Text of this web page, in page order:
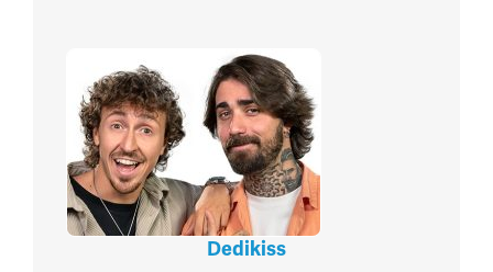
Dedikiss